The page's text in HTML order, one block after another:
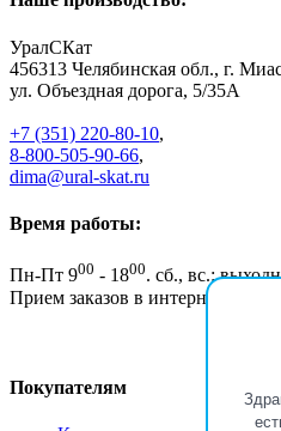
УралСКат
456313 Челябинская обл., г.
ул. Объездная дорога, 5/35А
+7 (351) 220-80-10,
8-800-505-90-66,
dima@ural-skat.ru
Время работы:
Пн-Пт 900 - 1800. сб., вс.:
Прием заказов в интернет
Покупателям